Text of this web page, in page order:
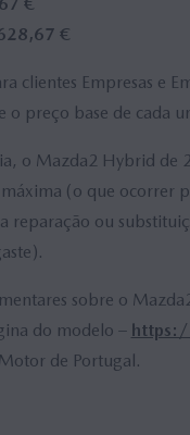
€
clientes Empresas e
o preço base de cada
o Mazda2 Hybrid de
(o que ocorrer
reparação ou
sobre o
do modelo –
de Portugal.